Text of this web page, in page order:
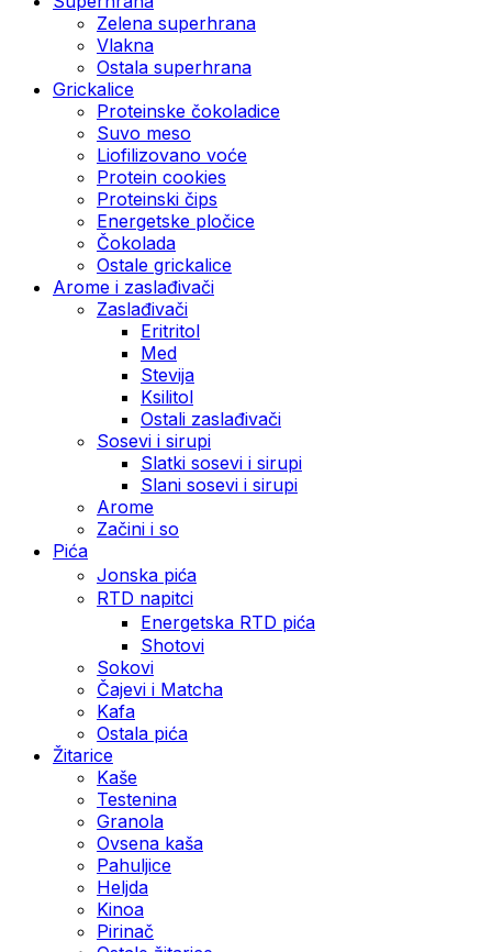
Zelena superhrana
Vlakna
Ostala superhrana
Grickalice
Proteinske čokoladice
Suvo meso
Liofilizovano voće
Protein cookies
Proteinski čips
Energetske pločice
Čokolada
Ostale grickalice
Arome i zaslađivači
Zaslađivači
Eritritol
Med
Stevija
Ksilitol
Ostali zaslađivači
Sosevi i sirupi
Slatki sosevi i sirupi
Slani sosevi i sirupi
Arome
Začini i so
Pića
Jonska pića
RTD napitci
Energetska RTD pića
Shotovi
Sokovi
Čajevi i Matcha
Kafa
Ostala pića
Žitarice
Kaše
Testenina
Granola
Ovsena kaša
Pahuljice
Heljda
Kinoa
Pirinač